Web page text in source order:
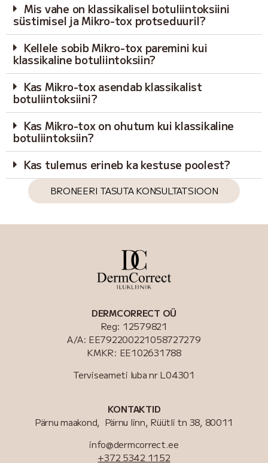
Mis vahe on klassikalisel botuliintoksiini
süstimisel ja Mikro-tox protseduuril?
Kellele sobib Mikro-tox paremini kui
klassikaline botuliintoksiin?
Kas Mikro-tox asendab klassikalist
botuliintoksiini?
Kas Mikro-tox on ohutum kui klassikaline
botuliintoksiin?
Kas tulemus erineb ka kestuse poolest?
BRONEERI TASUTA KONSULTATSIOON
DERMCORRECT OÜ
Reg: 12579821
A/A: EE792200221058727279
KMKR: EE102631788
Terviseameti luba nrL04301
KONTAKTID
Pärnu maakond, Pärnu linn, Rüütli tn 38, 80011
info@dermcorrect.ee
+372 5342 1152